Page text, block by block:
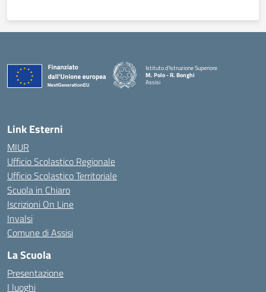
Istituto d'Istruzione Superiore
M. Polo - R. Bonghi
Assisi
Link Esterni
MIUR
Ufficio Scolastico Regionale
Ufficio Scolastico Territoriale
Scuola in Chiaro
Iscrizioni On Line
Invalsi
Comune di Assisi
La Scuola
Presentazione
I luoghi